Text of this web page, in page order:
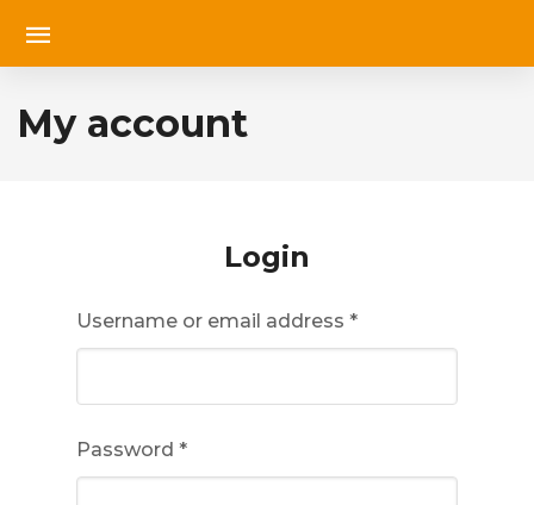
My account
Login
Username or email address *
Password *